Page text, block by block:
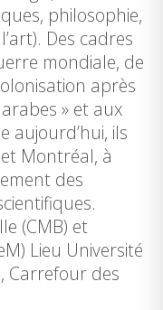
philosophie,
Des cadres
mondiale, de
après
» et aux
aujourd’hui, ils
Montréal, à
des
(CMB) et
Lieu Université
Carrefour des